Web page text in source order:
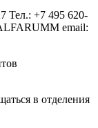
Тел.: +7 495 620-
email:
в отделения